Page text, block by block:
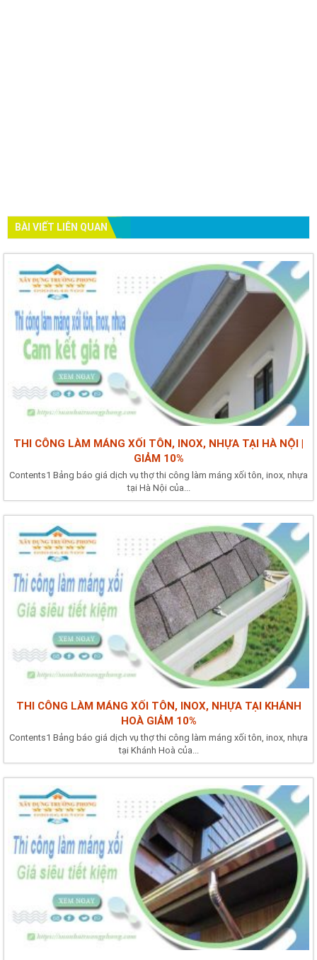
BÀI VIẾT LIÊN QUAN
THI CÔNG LÀM MÁNG XỐI TÔN, INOX, NHỰA TẠI HÀ NỘI |
GIẢM 10%
Contents1 Bảng báo giá dịch vụ thợ thi công làm máng xối tôn, inox, nhựa
tại Hà Nội của...
THI CÔNG LÀM MÁNG XỐI TÔN, INOX, NHỰA TẠI KHÁNH
HOÀ GIẢM 10%
Contents1 Bảng báo giá dịch vụ thợ thi công làm máng xối tôn, inox, nhựa
tại Khánh Hoà của...